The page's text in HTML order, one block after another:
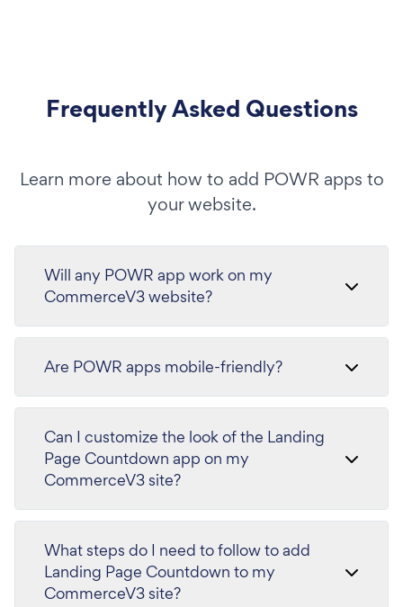
Frequently Asked Questions
Learn more about how to add POWR apps to
your website.
Will any POWR app work on my
CommerceV3 website?
Are POWR apps mobile-friendly?
Can I customize the look of the Landing
Page Countdown app on my
CommerceV3 site?
What steps do I need to follow to add
Landing Page Countdown to my
CommerceV3 site?